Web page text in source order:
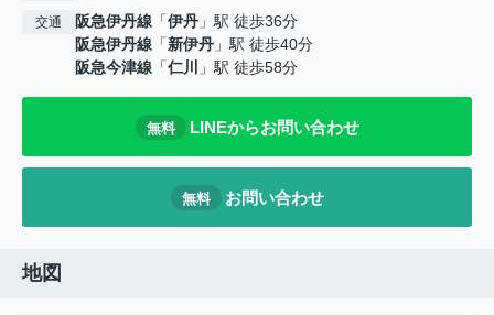
交通 阪急伊丹線 「伊丹 」駅 徒歩36分
阪急伊丹線 「新伊丹 」駅 徒歩40分
阪急今津線 「仁川 」駅 徒歩58分
無料 LINEからお問い合わせ
無料 お問い合わせ
地図